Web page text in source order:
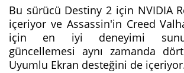
Bu sürücü Destiny 2 için NVIDIA
içeriyor ve Assassin'in Creed
için en iyi deneyimi
güncellemesi aynı zamanda
Uyumlu Ekran desteğini de